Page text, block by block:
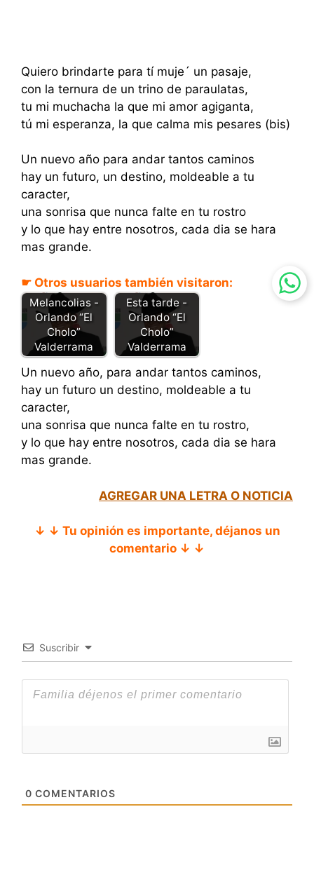
Quiero brindarte para tí muje´ un pasaje,
con la ternura de un trino de paraulatas,
tu mi muchacha la que mi amor agiganta,
tú mi esperanza, la que calma mis pesares (bis)
Un nuevo año para andar tantos caminos
hay un futuro, un destino, moldeable a tu
caracter,
una sonrisa que nunca falte en tu rostro
y lo que hay entre nosotros, cada dia se hara
mas grande.
☛ Otros usuarios también visitaron:
Melancolias -
Orlando “El
Cholo”
Valderrama
Esta tarde -
Orlando “El
Cholo”
Valderrama
Un nuevo año, para andar tantos caminos,
hay un futuro un destino, moldeable a tu
caracter,
una sonrisa que nunca falte en tu rostro,
y lo que hay entre nosotros, cada dia se hara
mas grande.
AGREGAR UNA LETRA O NOTICIA
↓ ↓ Tu opinión es importante, déjanos un
comentario ↓ ↓
Suscribir
0 COMENTARIOS